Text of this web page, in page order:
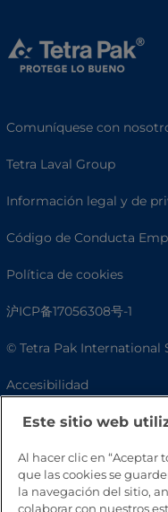
Comuníquese con
Tetra Laval Group
Información legal y de
Código de Conducta
Política de cookies
沪ICP备17056308号-1
© Tetra Pak International
Accesibilidad
Preguntas frecuentes
Este sitio web
Al hacer clic en “Aceptar
que las cookies se
la navegación del sitio,
colaborar con nuestros